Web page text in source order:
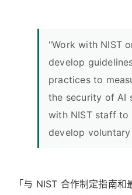
"Work with NIST
develop
practices to
the security of AI
with NIST staff to
develop
「与 NIST 合作制定指南